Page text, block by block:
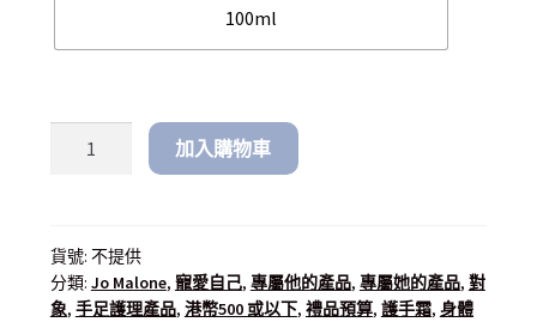
100ml
加入購物車
貨號: 不提供
分類: Jo Malone, 寵愛自己, 專屬他的產品, 專屬她的產品, 對
象, 手足護理產品, 港幣500 或以下, 禮品預算, 護手霜, 身體